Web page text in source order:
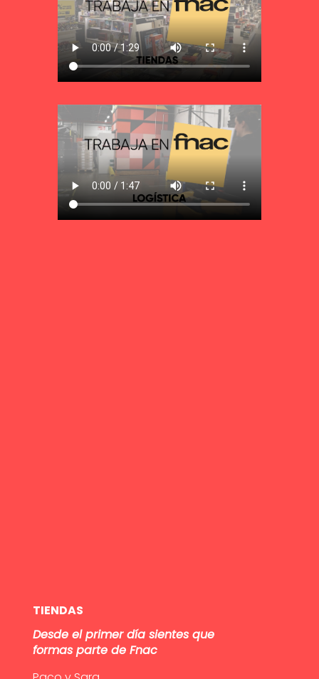
TIENDAS
Desde el primer día sientes que
formas parte de Fnac